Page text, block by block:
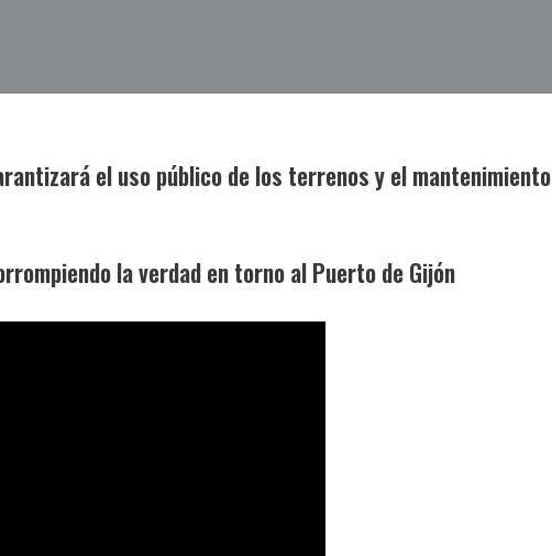
el uso público de los terrenos y el mantenimiento
la verdad en torno al Puerto de Gijón